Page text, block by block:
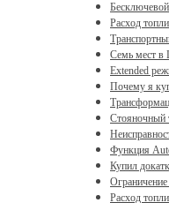
Расход
Семь мест в
Extended
Почему я
Стояночный
Функция
Купил
Расход